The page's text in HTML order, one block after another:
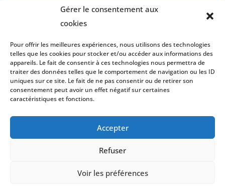
Gérer le consentement aux
cookies
Pour offrir les meilleures expériences, nous utilisons des technologies
telles que les cookies pour stocker et/ou accéder aux informations des
appareils. Le fait de consentir à ces technologies nous permettra de
traiter des données telles que le comportement de navigation ou les ID
uniques sur ce site. Le fait de ne pas consentir ou de retirer son
consentement peut avoir un effet négatif sur certaines
caractéristiques et fonctions.
Accepter
Refuser
Voir les préférences
Activities
News
Contact
- 4 square Édouard VII – 75009 Paris – France –
+33 (0)2 35 22 18 88
3 boulevard de Louvain – 13008 Marseille – France –
Catherine – 33000 Bordeaux – France -